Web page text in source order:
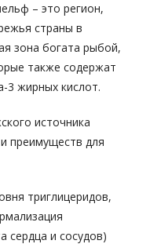
– это регион,
страны в
зона богата рыбой,
также содержат
3 жирных кислот.
источника
преимуществ для
триглицеридов,
сердца и сосудов)